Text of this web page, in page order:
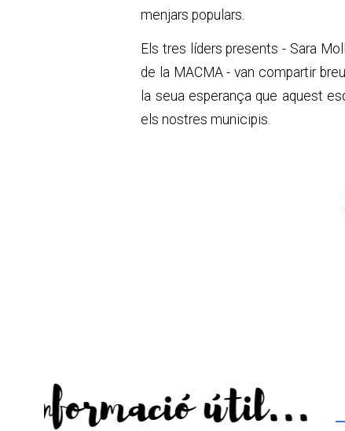
menjars populars.
Els tres líders presents - Sara
de la MACMA - van compartir
la seua esperança que aquest
els nostres municipis.
Informació útil...